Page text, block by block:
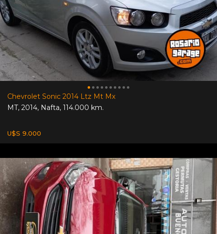
Chevrolet Sonic 2014 Ltz Mt Mx
MT, 2014, Nafta, 114.000 km.
U$S 9.000